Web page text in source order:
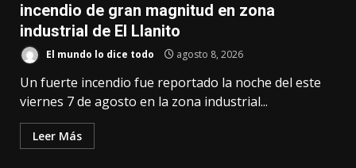
incendio de gran magnitud en zona
industrial de El Llanito
El mundo lo dice todo agosto 8, 2026
Un fuerte incendio fue reportado la noche del este
viernes 7 de agosto en la zona industrial...
Leer Más